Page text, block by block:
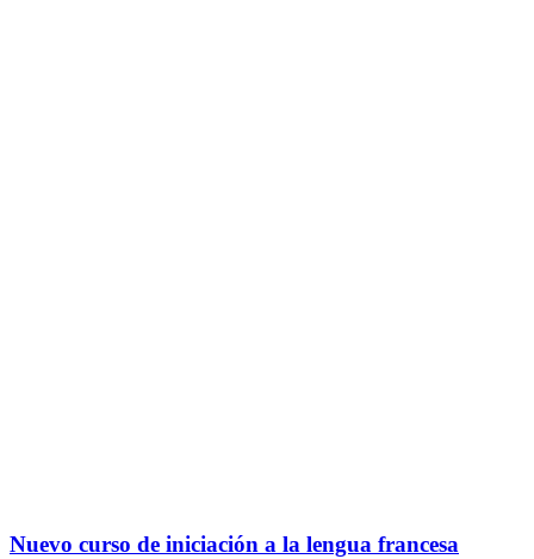
Nuevo curso de iniciación a la lengua francesa